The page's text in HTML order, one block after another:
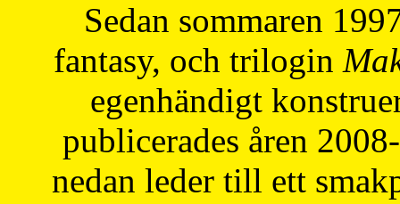
Sedan sommaren
fantasy, och trilogin
egenhändigt
publicerades åren
nedan leder till ett